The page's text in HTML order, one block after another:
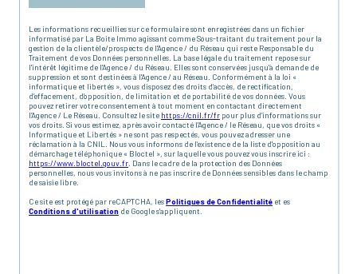
Les informations recueillies sur ce formulaire sont enregistrées dans un fichier
informatisé par La Boite Immo agissant comme Sous-traitant du traitement pour la
gestion de la clientèle/prospects de l'Agence / du Réseau qui reste Responsable du
Traitement de vos Données personnelles. La base légale du traitement repose sur
l'intérêt légitime de l'Agence / du Réseau. Elles sont conservées jusqu'à demande de
suppression et sont destinées à l'Agence / au Réseau. Conformément à la loi «
informatique et libertés », vous disposez des droits d’accès, de rectification,
d’effacement, d’opposition, de limitation et de portabilité de vos données. Vous
pouvez retirer votre consentement à tout moment en contactant directement
l’Agence / Le Réseau. Consultez le site https://cnil.fr/fr pour plus d’informations sur
vos droits. Si vous estimez, après avoir contacté l'Agence / le Réseau, que vos droits «
Informatique et Libertés » ne sont pas respectés, vous pouvez adresser une
réclamation à la CNIL. Nous vous informons de l’existence de la liste d'opposition au
démarchage téléphonique « Bloctel », sur laquelle vous pouvez vous inscrire ici :
https://www.bloctel.gouv.fr . Dans le cadre de la protection des Données
personnelles, nous vous invitons à ne pas inscrire de Données sensibles dans le champ
de saisie libre.
Ce site est protégé par reCAPTCHA, lesPolitiques de Confidentialité et es
Conditions d'utilisation de Google s'appliquent.